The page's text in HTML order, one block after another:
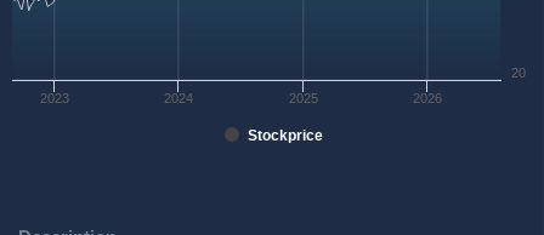
Stockprice
2023 2024 2025 2026
20